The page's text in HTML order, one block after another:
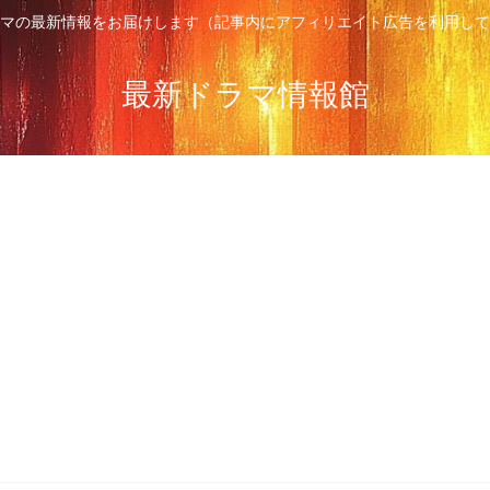
の最新情報をお届けします（記事内にアフィリエイト広告を利用し
最新ドラマ情報館